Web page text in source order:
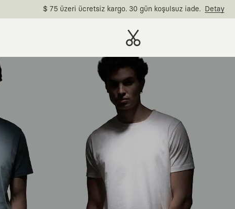
$ 75 üzeri ücretsiz kargo. 30 gün koşulsuz iade. Detay